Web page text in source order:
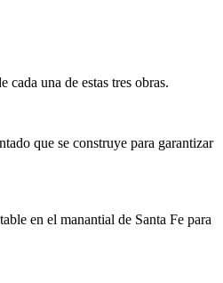
cada una de estas tres obras.
que se construye para garantizar
en el manantial de Santa Fe para